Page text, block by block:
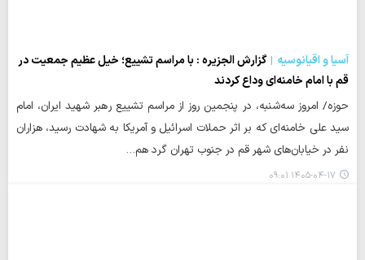
آسیا و اقیانوسیه
گزارش الجزیره : با مراسم تشییع؛ خیل عظیم جمعیت در
قم با امام خامنه‌ای وداع کردند
حوزه/ امروز سه‌شنبه، در پنجمین روز از مراسم تشییع رهبر شهید ایران، امام
سید علی خامنه‌ای که بر اثر حملات اسرائیل و آمریکا به شهادت رسید، هزاران
نفر در خیابان‌های شهر قم در جنوب تهران گرد هم…
۱۴۰۵-۰۴-۱۷ ۰۹:۰۱